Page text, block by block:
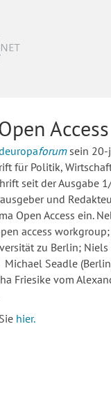
Access
forumsein 20-
für Politik,
seit der Ausgabe
und
Open Access ein.
access
zu Berlin;
Seadle
Friesike vom
hier.